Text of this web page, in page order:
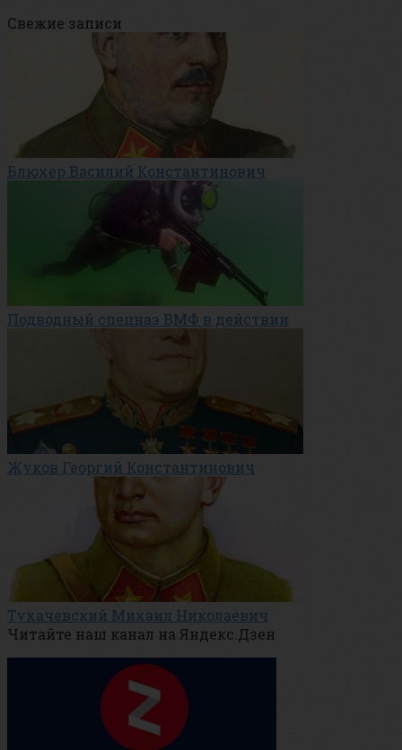
Свежие записи
Блюхер Василий Константинович
Подводный спецназ ВМФ в действии
Жуков Георгий Константинович
Тухачевский Михаил Николаевич
Читайте наш канал на Яндекс.Дзен